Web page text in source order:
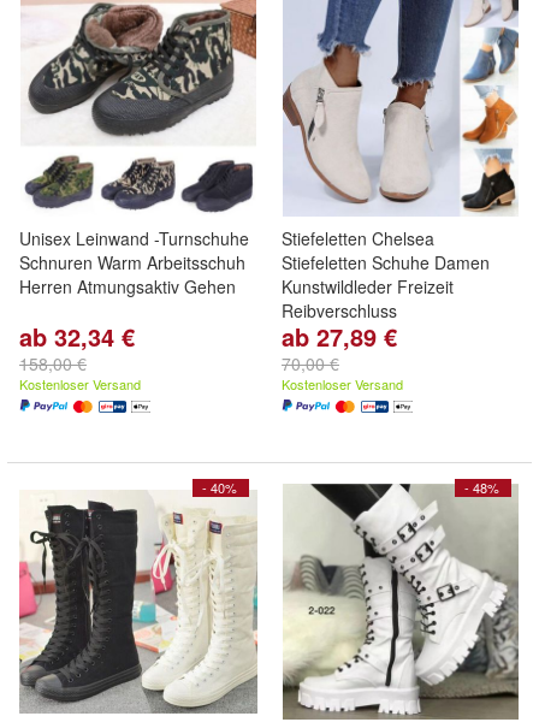
Unisex Leinwand -Turnschuhe
Schnuren Warm Arbeitsschuh
Herren Atmungsaktiv Gehen
ab 32,34 €
158,00 €
Kostenloser Versand
Stiefeletten Chelsea
Stiefeletten Schuhe Damen
Kunstwildleder Freizeit
Reibverschluss
ab 27,89 €
70,00 €
Kostenloser Versand
- 40% - 48%